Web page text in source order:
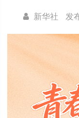
新华社 发